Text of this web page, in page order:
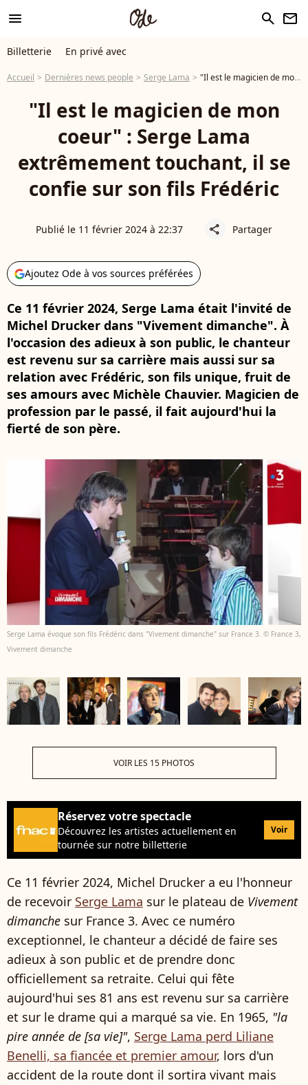
menu search newsletter
Billetterie En privé avec
Accueil Dernières news people Serge Lama "Il est le magicien de mon coeur" : Serge Lama extrêmement touchant, il se confie sur son fils Frédéric
"Il est le magicien de mon
coeur" : Serge Lama
extrêmement touchant, il se
confie sur son fils Frédéric
Publié le 11 février 2024 à 22:37 share Partager
Ajoutez Ode à vos sources préférées
Ce 11 février 2024, Serge Lama était l'invité de
Michel Drucker dans "Vivement dimanche". À
l'occasion des adieux à son public, le chanteur
est revenu sur sa carrière mais aussi sur sa
relation avec Frédéric, son fils unique, fruit de
ses amours avec Michèle Chauvier. Magicien de
profession par le passé, il fait aujourd'hui la
fierté de son père.
Serge Lama évoque son fils Frédéric dans "Vivement dimanche" sur France 3. © France 3,
Vivement dimanche
VOIR LES 15 PHOTOS
Réservez votre spectacle
Découvrez les artistes actuellement en
tournée sur notre billetterie
Voir
Ce 11 février 2024, Michel Drucker a eu l'honneur
de recevoir Serge Lama sur le plateau de Vivement
dimanche sur France 3. Avec ce numéro
exceptionnel, le chanteur a décidé de faire ses
adieux à son public et de prendre donc
officiellement sa retraite. Celui qui fête
aujourd'hui ses 81 ans est revenu sur sa carrière
et sur le drame qui a marqué sa vie. En 1965, "la
pire année de [sa vie]", Serge Lama perd Liliane
Benelli, sa fiancée et premier amour, lors d'un
accident de la route dont il sortira vivant mais